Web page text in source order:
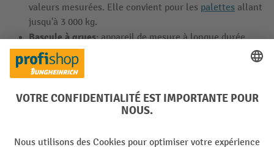
valeurs mesurées. Elle convient pour les palettes allant
jusqu'à 3 000 kg.
Bascule à grues: appareil de mesure à longue durée
d’utilisation et sans fil pour déterminer le poids net
d’une très lourde charge. Elle est dotée de fonctions
polyvalentes, dont dix emplacements mémoire et une
mémoire de totalisation pour additionner des valeurs
dans différentes largeurs, cette rampe vous permet de